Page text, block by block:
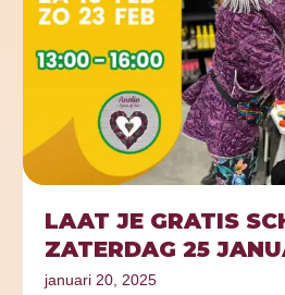
LAAT JE GRATIS
ZATERDAG 25
januari 20, 2025